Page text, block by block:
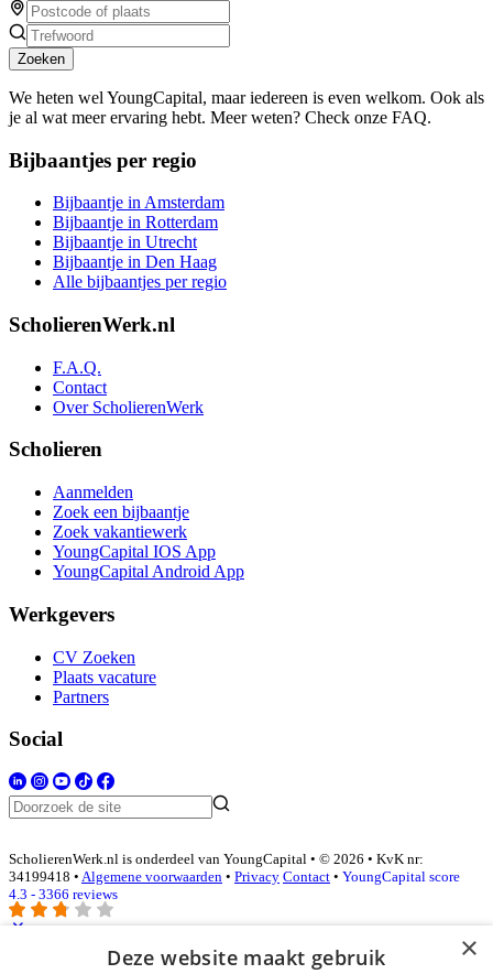
Zoeken
We heten wel YoungCapital, maar iedereen is even welkom. Ook als
je al wat meer ervaring hebt. Meer weten? Check onze FAQ.
Bijbaantjes per regio
Bijbaantje in Amsterdam
Bijbaantje in Rotterdam
Bijbaantje in Utrecht
Bijbaantje in Den Haag
Alle bijbaantjes per regio
ScholierenWerk.nl
F.A.Q.
Contact
Over ScholierenWerk
Scholieren
Aanmelden
Zoek een bijbaantje
Zoek vakantiewerk
YoungCapital IOS App
YoungCapital Android App
Werkgevers
CV Zoeken
Plaats vacature
Partners
Social
ScholierenWerk.nl is onderdeel van YoungCapital • © 2026 • KvK nr:
34199418 • Algemene voorwaarden • Privacy Contact • YoungCapital score
4.3 - 3366 reviews
×
Deze website maakt gebruik